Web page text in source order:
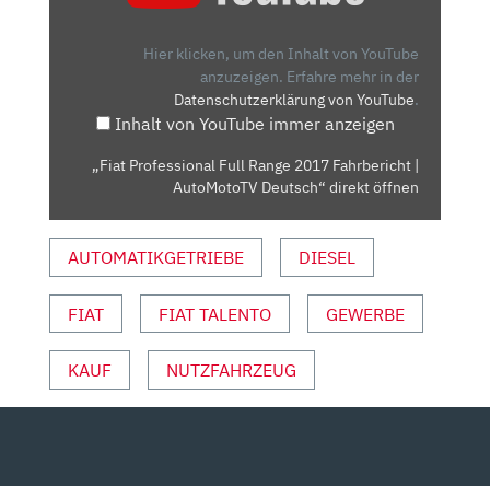
AUTOMOTOTV
DEUTSCH“
ANZEIGEN
Hier klicken, um den Inhalt von YouTube
anzuzeigen. Erfahre mehr in der
Datenschutzerklärung von YouTube.
Inhalt von YouTube immer anzeigen
„Fiat Professional Full Range 2017 Fahrbericht |
AutoMotoTV Deutsch“ direkt öffnen
AUTOMATIKGETRIEBE DIESEL
FIAT FIAT TALENTO GEWERBE
KAUF NUTZFAHRZEUG